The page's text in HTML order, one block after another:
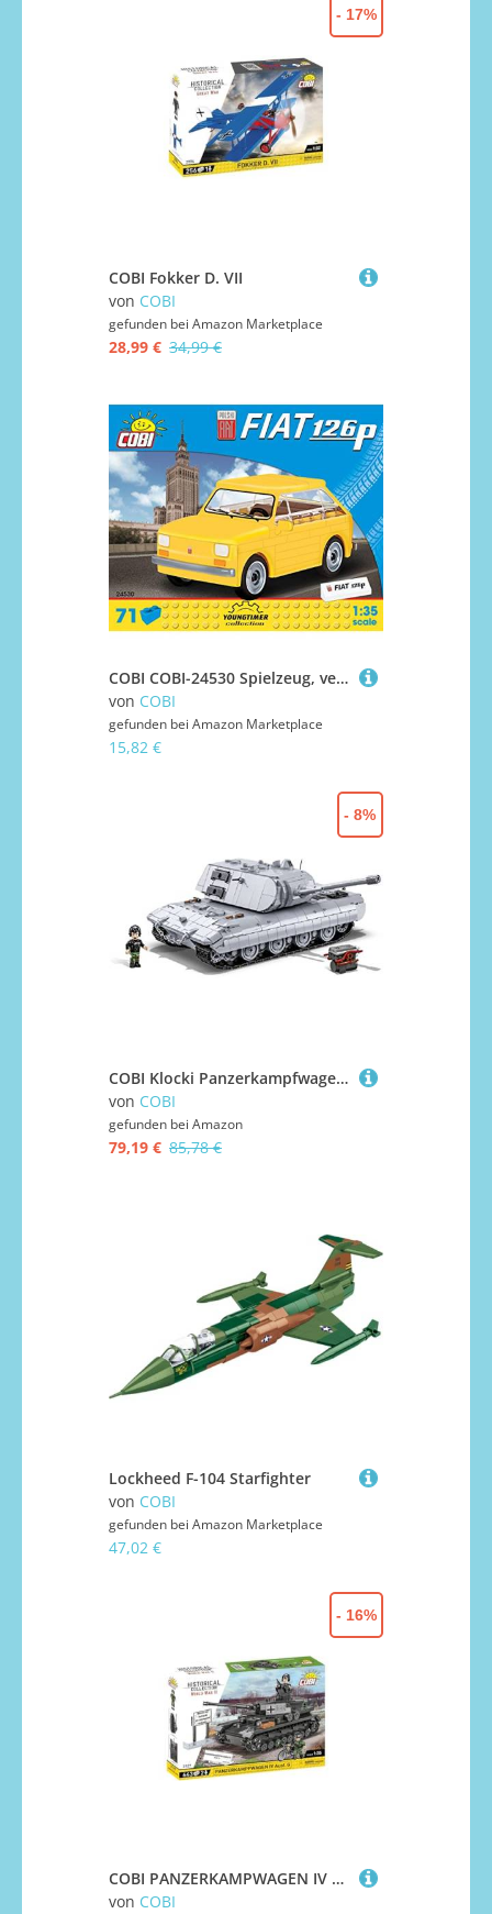
COBI Fokker D. VII
von COBI
gefunden bei Amazon Marketplace
28,99 € 34,99 €
- 17%
COBI COBI-24530 Spielzeug, verschieden, COB24530
von COBI
gefunden bei Amazon Marketplace
15,82 €
COBI Klocki Panzerkampfwagen E-100
von COBI
gefunden bei Amazon
79,19 € 85,78 €
- 8%
Lockheed F-104 Starfighter
von COBI
gefunden bei Amazon Marketplace
47,02 €
COBI PANZERKAMPWAGEN IV AUSF.G
von COBI
- 16%